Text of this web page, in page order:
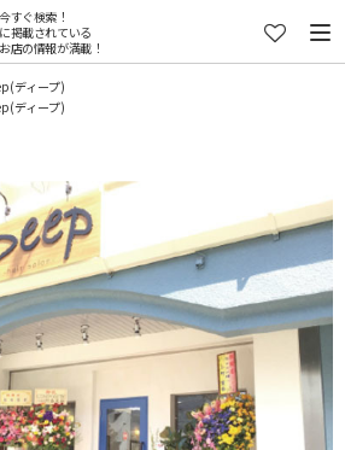
すぐ検索！
掲載されている
店の情報が満載！
ディープ)
ディープ)